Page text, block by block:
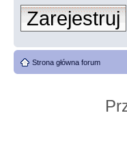
Zarejestruj
Strona główna forum